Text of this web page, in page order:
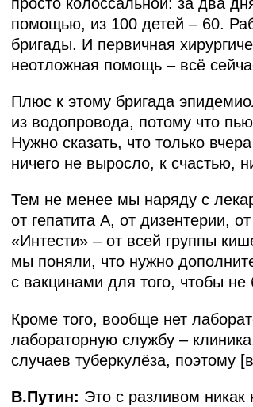
помощью, из 100 детей – 60.
бригады. И первичная
неотложная помощь – всё
Плюс к этому бригада
из водопровода, потому что
Нужно сказать, что только
ничего не выросло, к счастью,
Тем не менее мы наряду с
от гепатита А, от дизентерии,
«Интести» – от всей группы
мы поняли, что нужно
с вакцинами для того, чтобы не
Кроме того, вообще нет
лабораторную службу –
случаев туберкулёза,
В.Путин: Это с разливом никак